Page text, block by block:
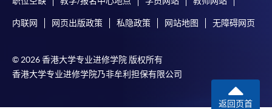
内联网 网页出版政策 私隐政策 网站地图 无障碍网页
© 2026 香港大学专业进修学院 版权所有
香港大学专业进修学院乃非牟利担保有限公司
返回页首